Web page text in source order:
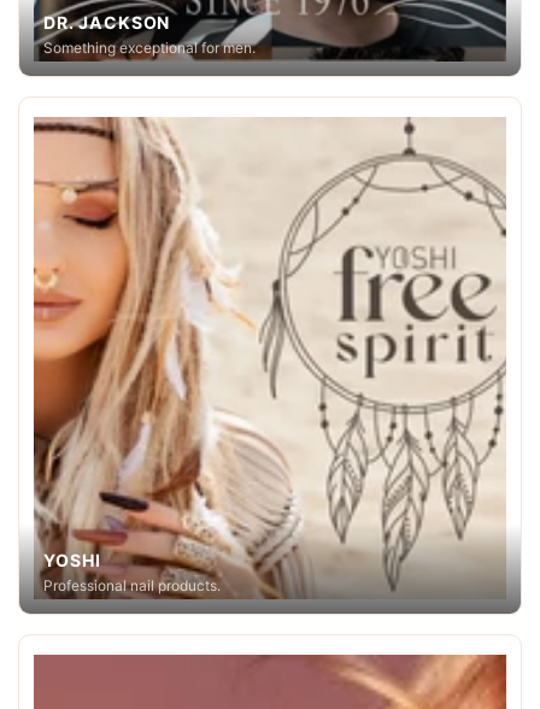
DR. JACKSON
Something exceptional for men.
YOSHI
Professional nail products.